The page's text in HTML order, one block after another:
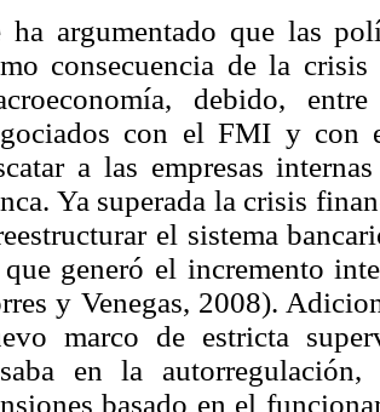
ha argumentado que las
consecuencia de la
debido,
con el FMI y con
a las empresas
Ya superada la crisis
el sistema
generó el incremento
y Venegas, 2008).
marco de estricta
en la
basado en el